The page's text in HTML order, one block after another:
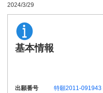
2024/3/29
基本情報
出願番号
特願2011-091943